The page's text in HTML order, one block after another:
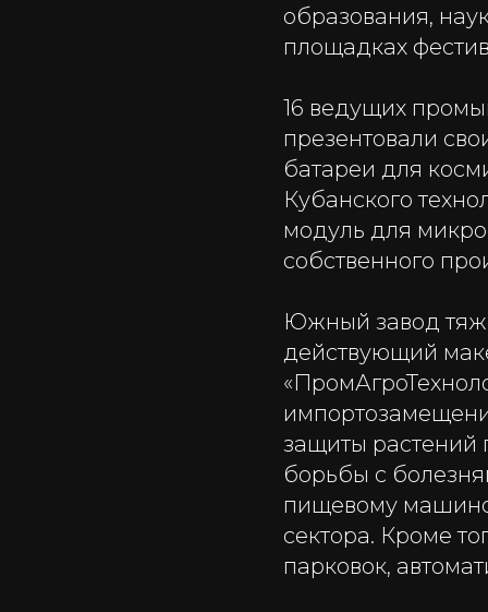
образования,
площадках
16 ведущих
презентовали
батареи для
Кубанского
модуль для
собственного
Южный завод
действующий
защиты растений
борьбы с
пищевому
сектора. Кроме
парковок,